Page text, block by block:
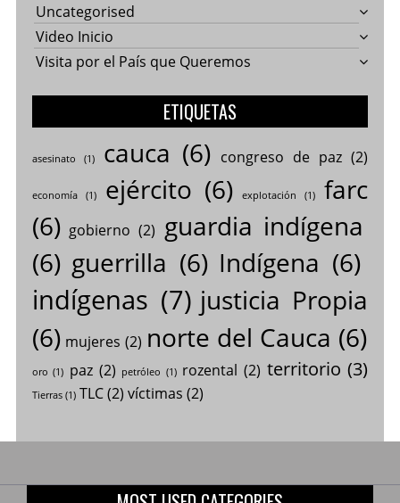
Uncategorised
Video Inicio
Visita por el País que Queremos
ETIQUETAS
asesinato (1) cauca (6) congreso de paz(2)
economía(1) ejército (6) explotación (1)
farc
(6) gobierno (2) guardia indígena
(6) guerrilla (6) Indígena (6)
indígenas (7) justicia Propia
(6) mujeres (2) norte del Cauca (6)
oro (1) paz (2) petróleo (1) rozental (2) territorio (3)
Tierras(1) TLC(2) víctimas (2)